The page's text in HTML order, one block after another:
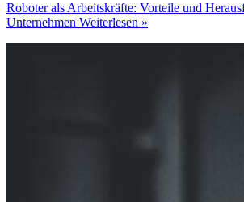
Roboter als Arbeitskräfte: Vorteile und
Unternehmen Weiterlesen »